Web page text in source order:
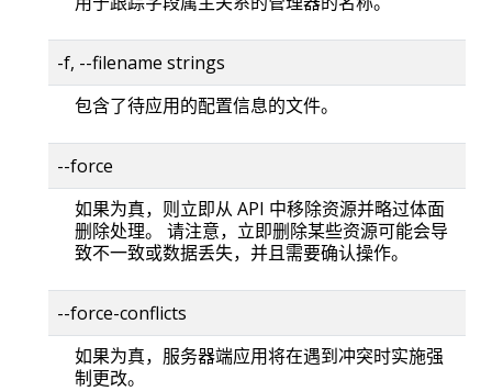
-f, --filename strings
包含了待应用的配置信息的文件。
--force
如果为真，则立即从 API 中移除资源并略过体面
删除处理。 请注意，立即删除某些资源可能会导
致不一致或数据丢失，并且需要确认操作。
--force-conflicts
如果为真，服务器端应用将在遇到冲突时实施强
制更改。